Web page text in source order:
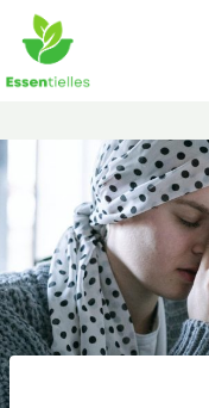
Skip
content